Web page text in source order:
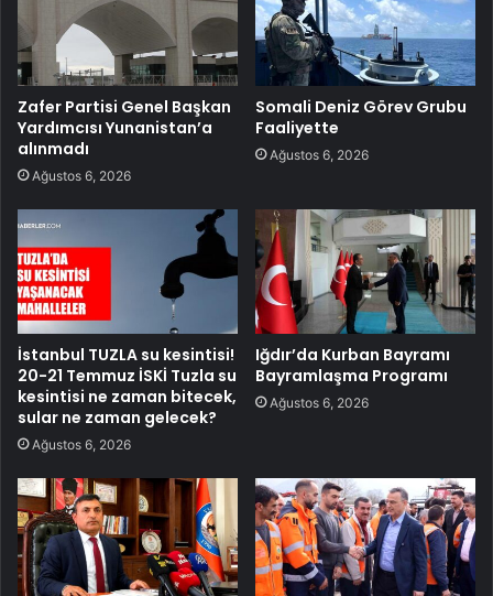
Zafer Partisi Genel Başkan
Yardımcısı Yunanistan’a
alınmadı
Ağustos 6, 2026
Somali Deniz Görev Grubu
Faaliyette
Ağustos 6, 2026
İstanbul TUZLA su kesintisi!
20-21 Temmuz İSKİ Tuzla su
kesintisi ne zaman bitecek,
sular ne zaman gelecek?
Ağustos 6, 2026
Iğdır’da Kurban Bayramı
Bayramlaşma Programı
Ağustos 6, 2026